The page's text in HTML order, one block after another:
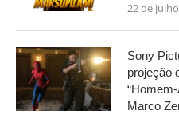
22 de
Sony
projeção
Marco